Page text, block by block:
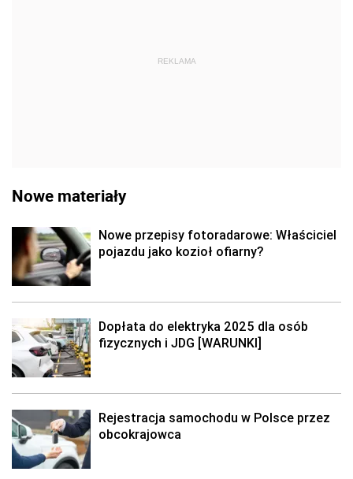
REKLAMA
Nowe materiały
Nowe przepisy fotoradarowe: Właściciel
pojazdu jako kozioł ofiarny?
Dopłata do elektryka 2025 dla osób
fizycznych i JDG [WARUNKI]
Rejestracja samochodu w Polsce przez
obcokrajowca